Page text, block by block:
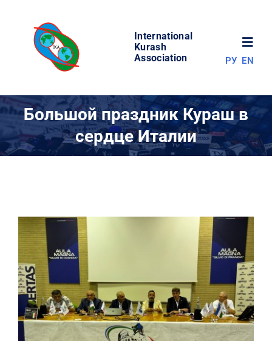
content
International
Kurash
Association
МИР КУРАША
РЕЗУЛЬТАТЫ
КОНТАКТЫ
РУ EN
Большой праздник Кураш в
сердце Италии